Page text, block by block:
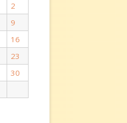
2
9
16
23
30